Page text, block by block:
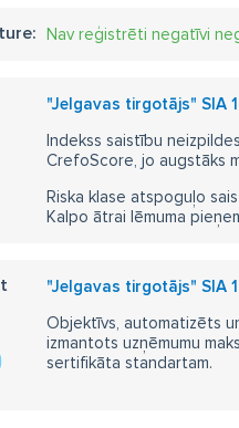
Nav reģistrēti negatīvi
"Jelgavas tirgotājs" SIA
Indekss saistību
CrefoScore, jo augstāks
Riska klase atspoguļo
Kalpo ātrai lēmuma
"Jelgavas tirgotājs" SIA
Objektīvs, automatizēts
izmantots uzņēmumu
sertifikāta standartam.